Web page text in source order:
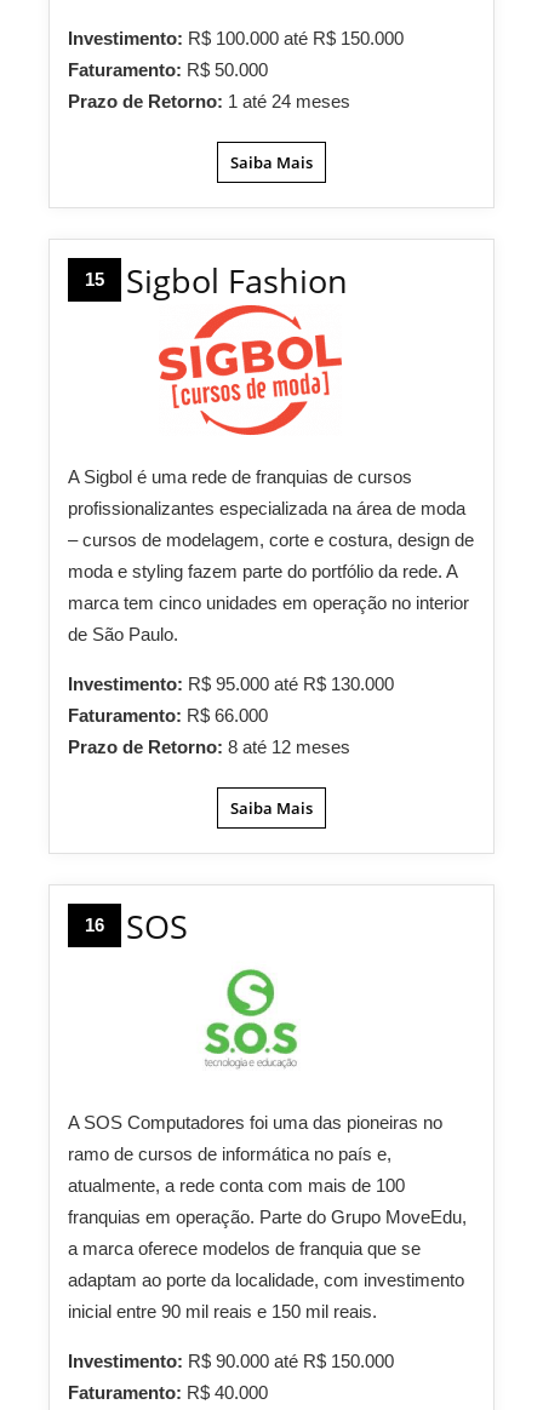
Investimento: R$ 100.000 até R$ 150.000
Faturamento: R$ 50.000
Prazo de Retorno: 1 até 24 meses
Saiba Mais
15 Sigbol Fashion
A Sigbol é uma rede de franquias de cursos
profissionalizantes especializada na área de moda
– cursos de modelagem, corte e costura, design de
moda e styling fazem parte do portfólio da rede. A
marca tem cinco unidades em operação no interior
de São Paulo.
Investimento: R$ 95.000 até R$ 130.000
Faturamento: R$ 66.000
Prazo de Retorno: 8 até 12 meses
Saiba Mais
16 SOS
A SOS Computadores foi uma das pioneiras no
ramo de cursos de informática no país e,
atualmente, a rede conta com mais de 100
franquias em operação. Parte do Grupo MoveEdu,
a marca oferece modelos de franquia que se
adaptam ao porte da localidade, com investimento
inicial entre 90 mil reais e 150 mil reais.
Investimento: R$ 90.000 até R$ 150.000
Faturamento: R$ 40.000